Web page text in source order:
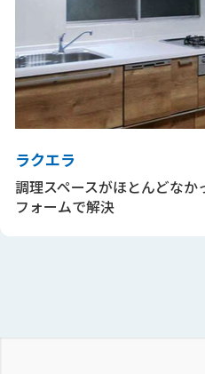
ラクエラ
調理スペースがほとんどなか
フォームで解決